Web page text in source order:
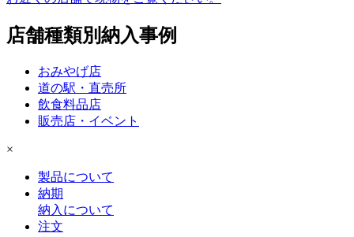
店舗種類別納入事例
おみやげ店
道の駅・直売所
飲食料品店
販売店・イベント
×
製品について
納期
納入について
注文